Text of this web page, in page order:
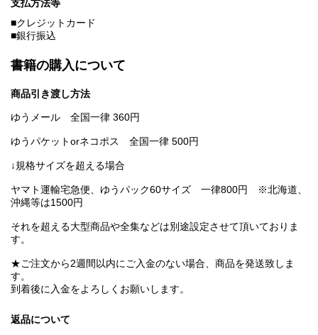
支払方法等
■クレジットカード
■銀行振込
書籍の購入について
商品引き渡し方法
ゆうメール 全国一律 360円
ゆうパケットorネコポス 全国一律 500円
↓規格サイズを超える場合
ヤマト運輸宅急便、ゆうパック60サイズ 一律800円 ※北海道、
沖縄等は1500円
それを超える大型商品や全集などは別途設定させて頂いておりま
す。
★ご注文から2週間以内にご入金のない場合、商品を発送致しま
す。
到着後に入金をよろしくお願いします。
返品について